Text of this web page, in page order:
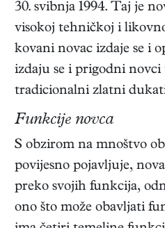
30. svibnja 1994. Taj je
visokoj tehničkoj i
kovani novac izdaje se i
izdaju se i prigodni
tradicionalni zlatni
Funkcije novca
S obzirom na mnoštvo
povijesno pojavljuje,
preko svojih funkcija,
ono što može obavljati